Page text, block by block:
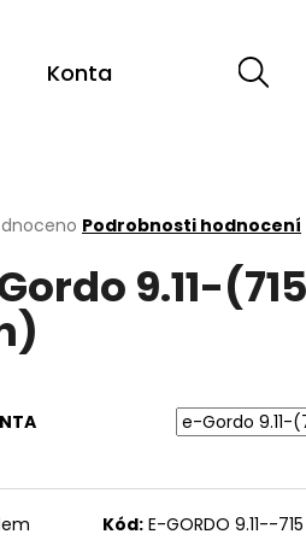
Kontakt
Podrobnosti hodnocení
9.11-(715
Kód: E-GORDO 9.11--